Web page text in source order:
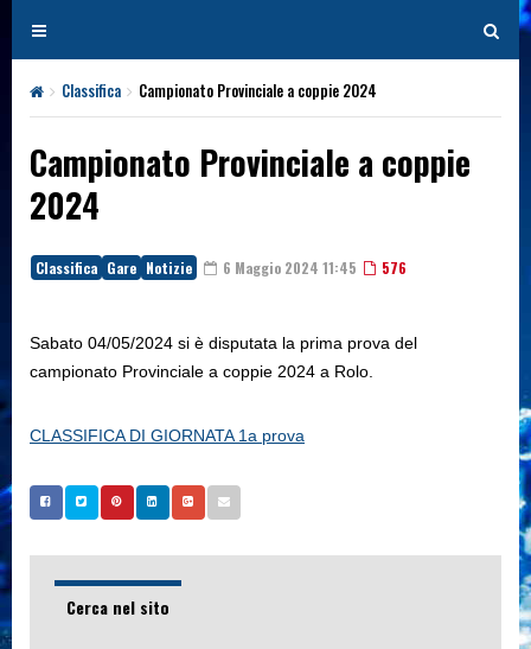
T
o
g
g
e
n
a
v
i
a
t
o
T
o
g
Classifica Campionato Provinciale a coppie 2024
Campionato Provinciale a coppie
2024
Classifica Gare Notizie 6 Maggio 2024 11:45 576
Sabato 04/05/2024 si è disputata la prima prova del
campionato Provinciale a coppie 2024 a Rolo.
CLASSIFICA DI GIORNATA 1a prova
Cerca nel sito